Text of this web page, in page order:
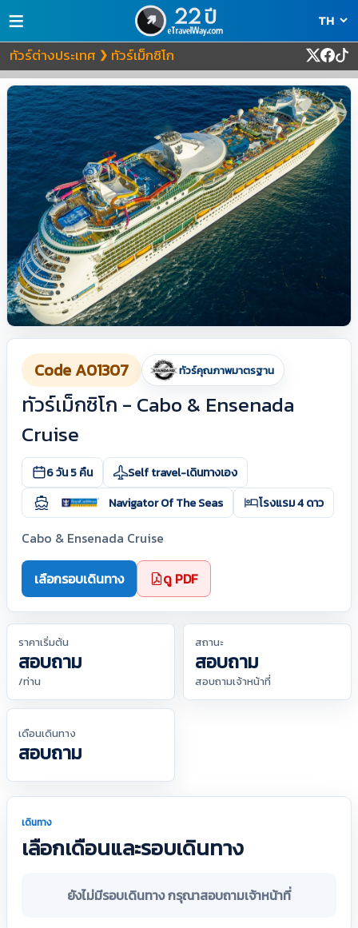
≡
ทัวร์ต่างประเทศ ❯ ทัวร์เม็กซิโก
Code A01307 ทัวร์คุณภาพมาตรฐาน
ทัวร์เม็กซิโก - Cabo & Ensenada
Cruise
6 วัน 5 คืน
Self travel-เดินทางเอง
Navigator Of The Seas
โรงแรม 4 ดาว
Cabo & Ensenada Cruise
เลือกรอบเดินทาง ดู PDF
ราคาเริ่มต้น
สอบถาม
/ท่าน
สถานะ
สอบถาม
สอบถามเจ้าหน้าที่
เดือนเดินทาง
สอบถาม
เดินทาง
เลือกเดือนและรอบเดินทาง
ยังไม่มีรอบเดินทาง กรุณาสอบถามเจ้าหน้าที่